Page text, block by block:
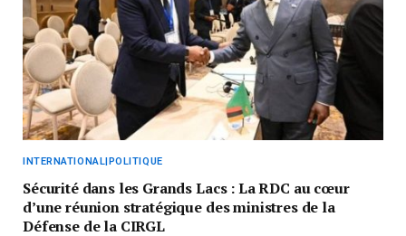
INTERNATIONAL|POLITIQUE
Sécurité dans les Grands Lacs : La RDC au cœur
d’une réunion stratégique des ministres de la
Défense de la CIRGL